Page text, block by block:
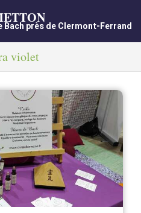
Bach près de Clermont-Ferrand
violet